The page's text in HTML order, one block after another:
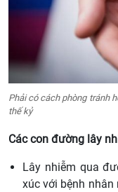
Phải có cách phòng tránh
thế kỷ
Các con đường lây
Lây nhiễm qua
xúc với bệnh